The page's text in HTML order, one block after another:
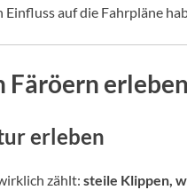
auf die Fahrpläne
Färöern
erleben
zählt: steile Klippen,